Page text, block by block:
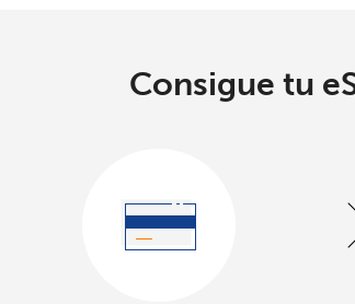
Consigue tu